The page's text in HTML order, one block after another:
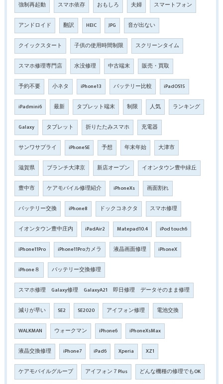
強制再起動 スマホ依存 おもしろ 夫婦 スマートフォン
アンドロイド 翻訳 HEIC JPG 音が出ない
クイックスタート 子供の使用時間制限 スクリーンタイム
スマホ修理専門店 水没修理 中古端末 販売・買取
予約不要 小ネタ iPhone13 バッテリー比較 iPadOS15
iPadmini6 最新 タブレット端末 制限 人気 ランキング
Galaxy タブレット 折りたたみスマホ 充電器
サンワサプライ iPhoneSE 予想 年末年始 大津市
滋賀県 ブランチ大津京 新店オープン イオンタウン豊中緑丘
豊中市 ケアモバイル修理紹介 iPhoneXs 画面割れ
バッテリー交換 iPhone8 ドックコネクタ スマホ修理
イオンタウン豊中庄内 iPadAir2 Matepad10.4 iPod touch6
iPhone11Pro iPhone11Proカメラ 液晶画面修理 iPhoneX
iPhone８ バッテリー交換修理
スマホ修理 Galaxy修理 GalaxyA21 即日修理 データそのまま修理
減りが早い SE2 SE2020 アイフォン修理 電池交換
WALKMAN ウォークマン iPhone6 iPhoneXsMax
液晶交換修理 iPhone7 iPad6 Xperia XZ1
ケアモバイルグループ アイフォン７Plus どんな機種の修理でもOK